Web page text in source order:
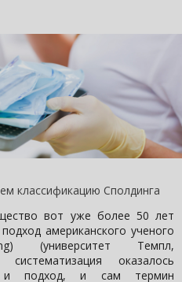
классификацию Сполдинга
вот уже более 50 лет
американского ученого
(университет Темпл,
оказалось
и подход, и сам термин